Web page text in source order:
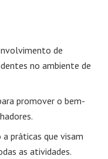
de
no ambiente de
promover o bem-
práticas que visam
as atividades.